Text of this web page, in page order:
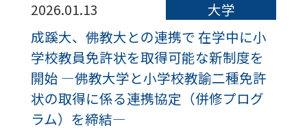
2026.01.13
大学
成蹊大、佛教大との連携で 在学中に小
学校教員免許状を取得可能な新制度を
開始 ―佛教大学と小学校教諭二種免許
状の取得に係る連携協定（併修プログ
ラム）を締結―